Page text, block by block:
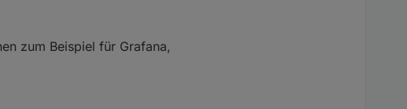
zum Beispiel für Grafana,